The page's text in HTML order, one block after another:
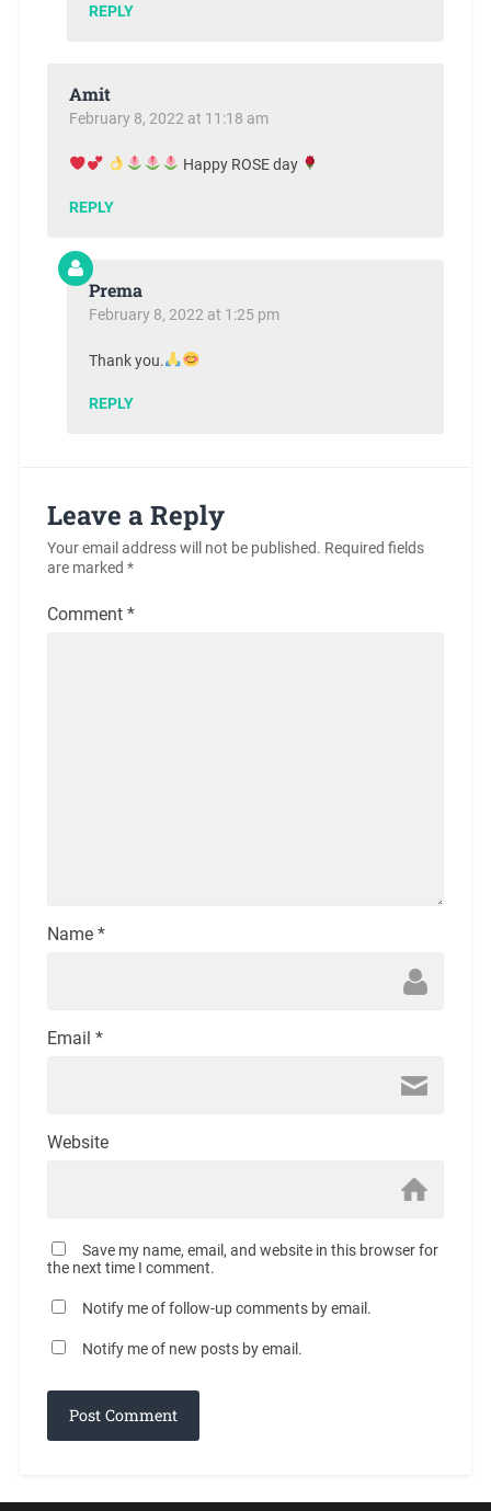
REPLY
Amit
February 8, 2022 at 11:18 am
Happy ROSE day
REPLY
Prema
February 8, 2022 at 1:25 pm
Thank you.
REPLY
Leave a Reply
Your email address will not be published. Required fields
are marked *
Comment *
Name *
Email *
Website
Save my name, email, and website in this browser for
the next time I comment.
Notify me of follow-up comments by email.
Notify me of new posts by email.